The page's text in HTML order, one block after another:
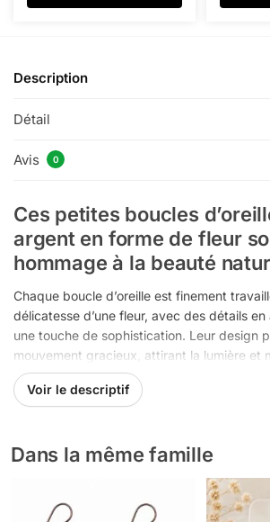
Description
Détail
Avis 0
Ces petites boucles
argent en forme de fleur
hommage à la beauté
Chaque boucle d’oreille est finement
délicatesse d’une fleur, avec des détails
une touche de sophistication. Leur design
mouvement gracieux, attirant la lumière et
votre visage. Parfaites pour une occasion
rehausser une tenue de tous les jours, ces
raffiné.
Voir le descriptif
Dans la même famille